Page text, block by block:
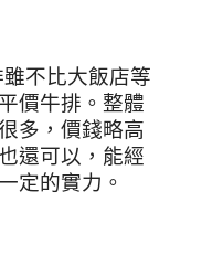
雖不比大飯店等
價牛排。整體
多，價錢略高
還可以，能經
定的實力。